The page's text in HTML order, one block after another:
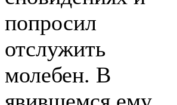
попросил
отслужить
молебен. В